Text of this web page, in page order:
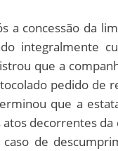
a concessão da
integralmente
que a
pedido de
que a
atos decorrentes
caso de